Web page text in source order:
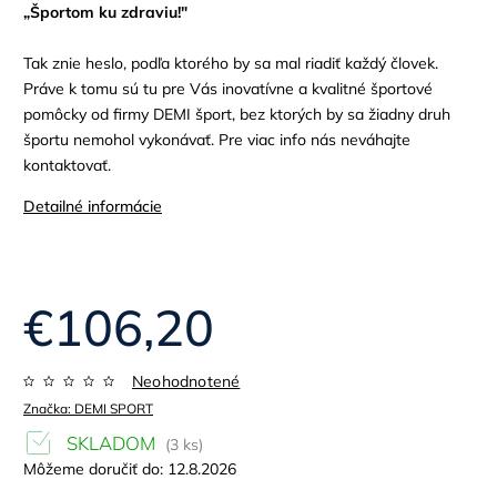
„Športom ku zdraviu!"
Tak znie heslo, podľa ktorého by sa mal riadiť každý človek.
Práve k tomu sú tu pre Vás inovatívne a kvalitné športové
pomôcky od firmy DEMI šport, bez ktorých by sa žiadny druh
športu nemohol vykonávať. Pre viac info nás neváhajte
kontaktovať.
Detailné informácie
Značka: DEMI SPORT
Neohodnotené
€106,20
SKLADOM
(3 ks)
Môžeme doručiť do: 12.8.2026